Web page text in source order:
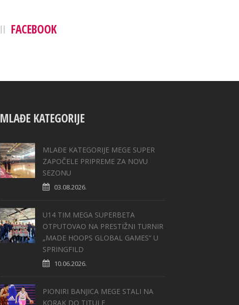
FACEBOOK
MLAĐE KATEGORIJE
MLAĐE KATEGORIJE MEGE SUPER
ZAPOČELE PRIPREME ZA NOVU
SEZONU
03.08.2026.
U14 TIM MEGA SUPERBETA
OTPUTOVAO NA PRESTIŽNI TURNIR
„MADE HOOPS GLOBAL GAMES“ U
SPRINGFILD
10.06.2026.
PIONIRI BANJICA MEGE STALI NA
KORAK DO TITULE